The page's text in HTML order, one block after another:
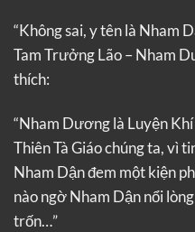
“Không sai, y tên là Nham
Tam Trưởng Lão – Nham
thích:
“Nham Dương là Luyện
Thiên Tà Giáo chúng ta, vì
Nham Dận đem một kiện
nào ngờ Nham Dận nổi
trốn…”